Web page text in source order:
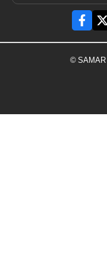
© SAMAR